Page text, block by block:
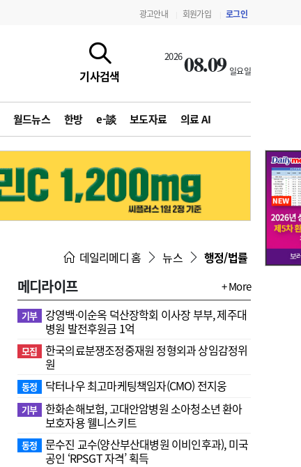
광고안내 회원가입 로그인
기사검색
202608.09 일요일
월드뉴스 한방 e-談 보도자료 의료 AI
지침·기준·평가 약제급여 심사 결과
데일리메디 홈 뉴스 행정/법률
메디라이프 + More
기부
강영백·이순옥 덕산장학회 이사장 부부, 제주대
병원 발전후원금 1억
모집
한국의료분쟁조정중재원 정형외과 상임감정위
원
동정 닥터나우 최고마케팅책임자(CMO) 전지웅
기부 한화손해보험, 고대안암병원 소아청소년 환아
보호자용 웰니스키트
동정
문수진 교수( 양산부산대병원 이비인후과), 미국
공인 ‘RPSGT 자격’ 획득